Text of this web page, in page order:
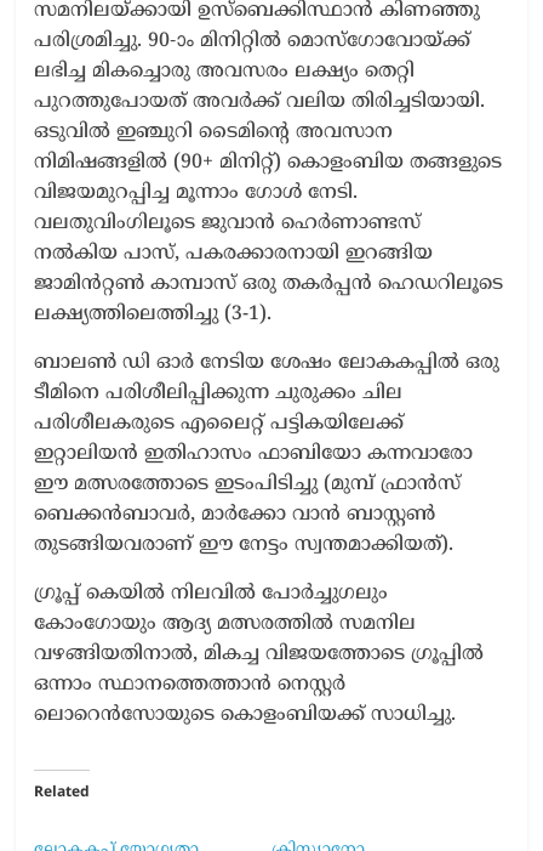
സമനിലയ്ക്കായി ഉസ്ബെക്കിസ്ഥാൻ കിണഞ്ഞു
പരിശ്രമിച്ചു. 90-ാം മിനിറ്റിൽ മൊസ്ഗോവോയ്ക്ക്
ലഭിച്ച മികച്ചൊരു അവസരം ലക്ഷ്യം തെറ്റി
പുറത്തുപോയത് അവർക്ക് വലിയ തിരിച്ചടിയായി.
ഒടുവിൽ ഇഞ്ചുറി ടൈമിന്റെ അവസാന
നിമിഷങ്ങളിൽ (90+ മിനിറ്റ്) കൊളംബിയ തങ്ങളുടെ
വിജയമുറപ്പിച്ച മൂന്നാം ഗോൾ നേടി.
വലതുവിംഗിലൂടെ ജുവാൻ ഹെർണാണ്ടസ്
നൽകിയ പാസ്, പകരക്കാരനായി ഇറങ്ങിയ
ജാമിൻറ്റൺ കാമ്പാസ് ഒരു തകർപ്പൻ ഹെഡറിലൂടെ
ലക്ഷ്യത്തിലെത്തിച്ചു (3-1).
ബാലൺ ഡി ഓർ നേടിയ ശേഷം ലോകകപ്പിൽ ഒരു
ടീമിനെ പരിശീലിപ്പിക്കുന്ന ചുരുക്കം ചില
പരിശീലകരുടെ എലൈറ്റ് പട്ടികയിലേക്ക്
ഇറ്റാലിയൻ ഇതിഹാസം ഫാബിയോ കന്നവാരോ
ഈ മത്സരത്തോടെ ഇടംപിടിച്ചു (മുമ്പ് ഫ്രാൻസ്
ബെക്കൻബാവർ, മാർക്കോ വാൻ ബാസ്റ്റൺ
തുടങ്ങിയവരാണ് ഈ നേട്ടം സ്വന്തമാക്കിയത്).
ഗ്രൂപ്പ് കെയിൽ നിലവിൽ പോർച്ചുഗലും
കോംഗോയും ആദ്യ മത്സരത്തിൽ സമനില
വഴങ്ങിയതിനാൽ, മികച്ച വിജയത്തോടെ ഗ്രൂപ്പിൽ
ഒന്നാം സ്ഥാനത്തെത്താൻ നെസ്റ്റർ
ലൊറെൻസോയുടെ കൊളംബിയക്ക് സാധിച്ചു.
Related